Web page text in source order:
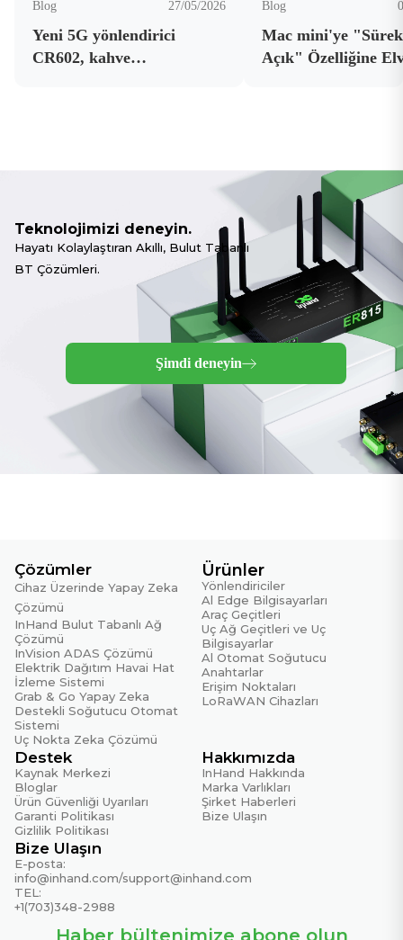
Blog 27/05/2026
Yeni 5G yönlendirici
CR602, kahve
Blog
Mac mini'ye
Açık" Özelliğine
Teknolojimizi deneyin.
Hayatı Kolaylaştıran Akıllı, Bulut Tabanlı
BT Çözümleri.
Şimdi deneyin
Çözümler
Cihaz Üzerinde Yapay Zeka
Çözümü
InHand Bulut Tabanlı Ağ
Çözümü
InVision ADAS Çözümü
Elektrik Dağıtım Havai Hat
İzleme Sistemi
Grab & Go Yapay Zeka
Destekli Soğutucu Otomat
Sistemi
Uç Nokta Zeka Çözümü
Ürünler
Yönlendiriciler
Al Edge Bilgisayarları
Araç Geçitleri
Uç Ağ Geçitleri ve Uç
Bilgisayarlar
Al Otomat Soğutucu
Anahtarlar
Erişim Noktaları
LoRaWAN Cihazları
Destek
Kaynak Merkezi
Bloglar
Ürün Güvenliği Uyarıları
Garanti Politikası
Gizlilik Politikası
Hakkımızda
InHand Hakkında
Marka Varlıkları
Şirket Haberleri
Bize Ulaşın
Bize Ulaşın
E-posta:
info@inhand.com/support@inhand.com
TEL:
+1(703)348-2988
Haber bültenimize abone olun